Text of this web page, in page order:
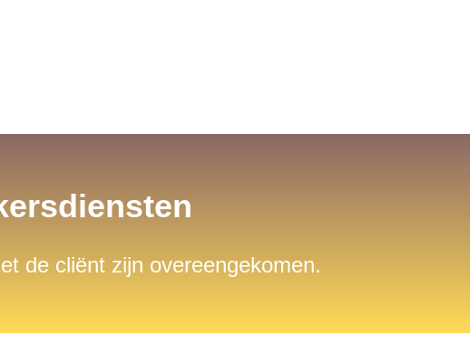
de cliënt zijn overeengekomen.